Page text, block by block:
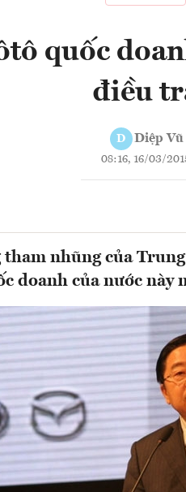
quốc
điều
D Diệp Vũ
08:16, 16/03/
nhũng của
doanh của nước này